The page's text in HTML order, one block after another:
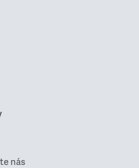
nás